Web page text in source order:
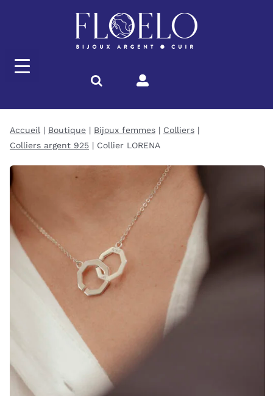
Accueil Boutique Bijoux femmes
Colliers
Colliers argent 925
Collier LORENA